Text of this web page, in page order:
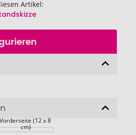
Artikel:
Vorderseite (12 x 8
cm)